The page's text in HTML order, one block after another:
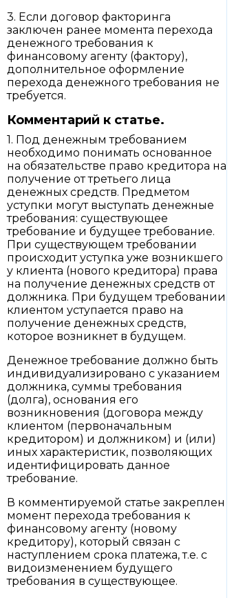
3. Если договор факторинга
заключен ранее момента перехода
денежного требования к
финансовому агенту (фактору),
дополнительное оформление
перехода денежного требования не
требуется.
Комментарий к статье.
1. Под денежным требованием
необходимо понимать основанное
на обязательстве право кредитора на
получение от третьего лица
денежных средств. Предметом
уступки могут выступать денежные
требования: существующее
требование и будущее требование.
При существующем требовании
происходит уступка уже возникшего
у клиента (нового кредитора) права
на получение денежных средств от
должника. При будущем требовании
клиентом уступается право на
получение денежных средств,
которое возникнет в будущем.
Денежное требование должно быть
индивидуализировано с указанием
должника, суммы требования
(долга), основания его
возникновения (договора между
клиентом (первоначальным
кредитором) и должником) и (или)
иных характеристик, позволяющих
идентифицировать данное
требование.
В комментируемой статье закреплен
момент перехода требования к
финансовому агенту (новому
кредитору), который связан с
наступлением срока платежа, т.е. с
видоизменением будущего
требования в существующее.